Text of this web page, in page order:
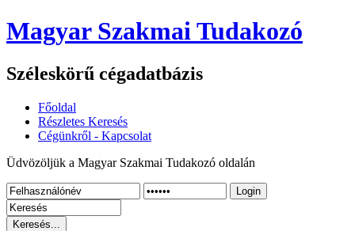
Magyar Szakmai Tudakozó
Széleskörű cégadatbázis
Főoldal
Részletes Keresés
Cégünkről - Kapcsolat
Üdvözöljük a Magyar Szakmai Tudakozó oldalán
Login